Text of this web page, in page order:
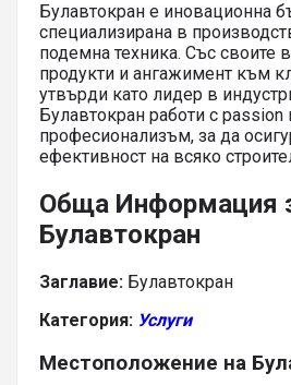
Булавтокран е иновационна
специализирана в
подемна техника. Със своите
продукти и ангажимент към
утвърди като лидер в
Булавтокран работи с passion
професионализъм, за да
ефективност на всяко
Обща Информация
Булавтокран
Заглавие: Булавтокран
Категория: Услуги
Местоположение на